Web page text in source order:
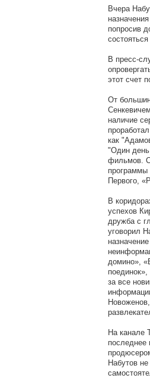
Вчера
попросив
В пресс-
этот счет
От
наличие
как
"Один день
фильмов.
программы
Первого,
В
успехов
дружба с
уговорил
домино»,
за все
На канале
последнее
Набутов